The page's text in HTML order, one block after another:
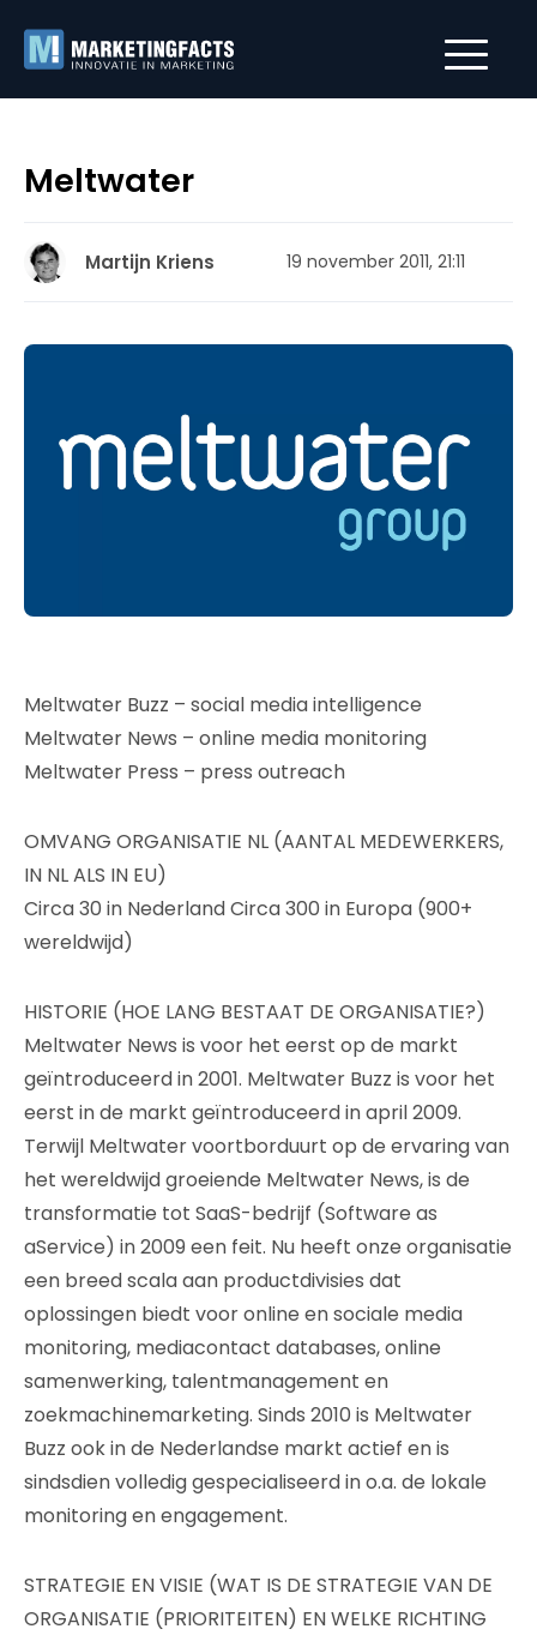
Meltwater
Martijn Kriens 19 november 2011, 21:11
Meltwater Buzz – social media intelligence
Meltwater News – online media monitoring
Meltwater Press – press outreach
OMVANG ORGANISATIE NL (AANTAL MEDEWERKERS,
IN NL ALS IN EU)
Circa 30 in Nederland Circa 300 in Europa (900+
wereldwijd)
HISTORIE (HOE LANG BESTAAT DE ORGANISATIE?)
Meltwater News is voor het eerst op de markt
geïntroduceerd in 2001. Meltwater Buzz is voor het
eerst in de markt geïntroduceerd in april 2009.
Terwijl Meltwater voortborduurt op de ervaring van
het wereldwijd groeiende Meltwater News, is de
transformatie tot SaaS-bedrijf (Software as
aService) in 2009 een feit. Nu heeft onze organisatie
een breed scala aan productdivisies dat
oplossingen biedt voor online en sociale media
monitoring, mediacontact databases, online
samenwerking, talentmanagement en
zoekmachinemarketing. Sinds 2010 is Meltwater
Buzz ook in de Nederlandse markt actief en is
sindsdien volledig gespecialiseerd in o.a. de lokale
monitoring en engagement.
STRATEGIE EN VISIE (WAT IS DE STRATEGIE VAN DE
ORGANISATIE (PRIORITEITEN) EN WELKE RICHTING